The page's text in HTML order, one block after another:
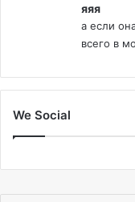
яяя
а если
всего в
We Social